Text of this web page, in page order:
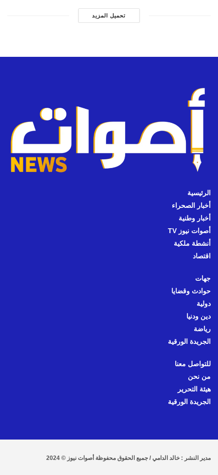
تحميل المزيد
الرئيسية
أخبار الصحراء
أخبار وطنية
أصوات نيوز TV
أنشطة ملكية
اقتصاد
جهات
حوادث وقضايا
دولية
دين ودنيا
رياضة
الجريدة الورقية
للتواصل معنا
من نحن
هيئة التحرير
الجريدة الورقية
مدير النشر : خالد الدامي / جميع الحقوق محفوظة أصوات نيوز © 2024